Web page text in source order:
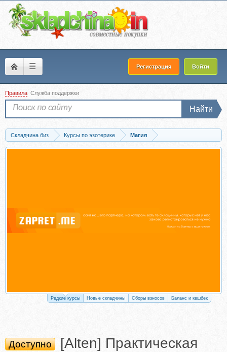
☰ Регистрация Войти
Правила Служба поддержки
Найти
Складчина биз Курсы по эзотерике
Магия
Скачать [Alten] Практическая магия: магия воздуха (Владимир Миклаш)
Редкие курсы Новые складчины Сборы взносов Баланс и кешбек
Доступно
[Alten] Практическая